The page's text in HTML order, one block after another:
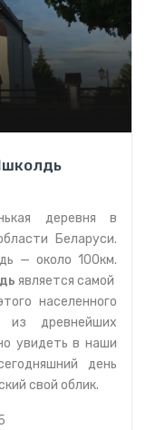
деревня в
Беларуси.
— около 100км.
является самой
населенного
из древнейших
увидеть в наши
день
свой облик.